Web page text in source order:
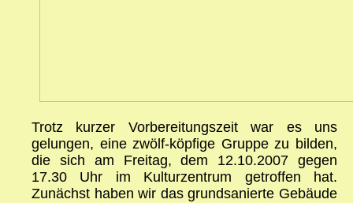
Trotz kurzer Vorbereitungszeit war es uns
gelungen, eine zwölf-köpfige Gruppe zu bilden,
die sich am Freitag, dem 12.10.2007 gegen
17.30 Uhr im Kulturzentrum getroffen hat.
Zunächst haben wir das grundsanierte Gebäude